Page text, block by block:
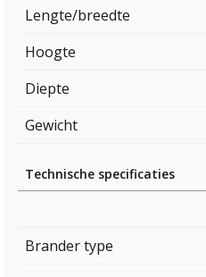
Lengte/breedte
Hoogte
Diepte
Gewicht
Technische specificaties
Brander type